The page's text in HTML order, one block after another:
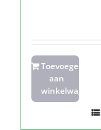
Toevoegen
aan
winkelwagen